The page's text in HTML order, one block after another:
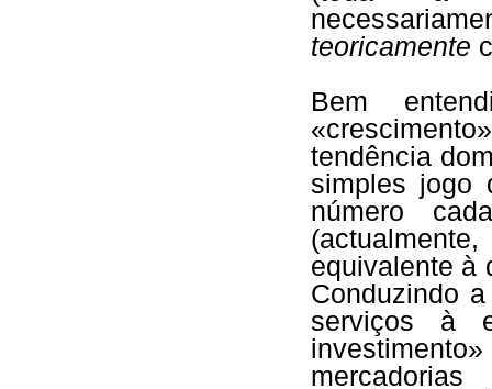
teoricamente
Bem
tendência
simples jogo
número
equivalente à
Conduzindo
serviços à